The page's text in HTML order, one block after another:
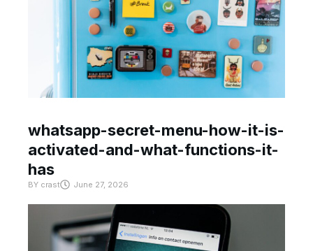
whatsapp-secret-menu-how-it-is-
activated-and-what-functions-it-
has
BY crast June 27, 2026